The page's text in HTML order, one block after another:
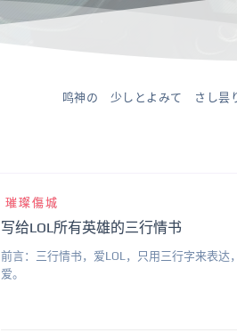
鸣神の 少しとよみて さし昙
璀璨傷城
写给LOL所有英雄的三行情书
前言：三行情书，爱LOL，只用三行字来表达
爱。